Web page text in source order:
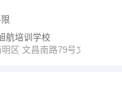
航培训学校
明区 文昌南路79号文昌苑A